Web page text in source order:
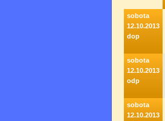
sobota
12.10.2013
dop
sobota
12.10.2013
odp
sobota
12.10.2013